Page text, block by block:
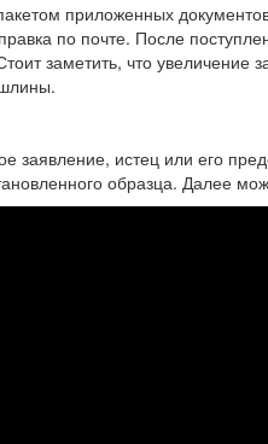
приложенных
по почте. После
заметить, что
заявление, истец или его
образца. Далее